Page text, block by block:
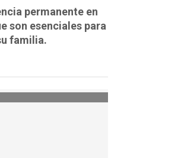
permanente en
son esenciales para
familia.